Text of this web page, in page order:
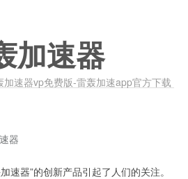
加速器
速器vp免费版-雷轰加速app官方下载
器
器”的创新产品引起了人们的关注。